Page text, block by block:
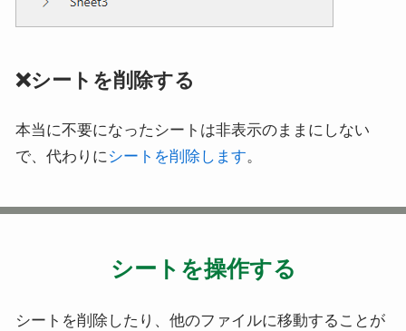
❌シートを削除する
本当に不要になったシートは非表示のままにしない
で、代わりにシートを削除します。
シートを操作する
シートを削除したり、他のファイルに移動することが